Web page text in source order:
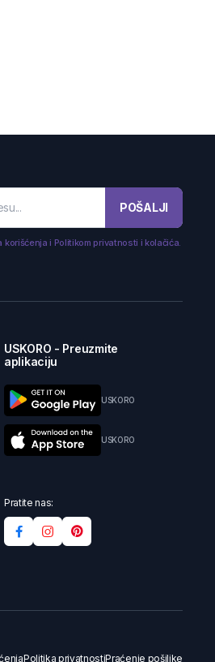
POŠALJI
korišćenja i Politikom privatnosti i kolačića.
USKORO - Preuzmite
aplikaciju
USKORO
USKORO
Pratite nas:
Politika privatnostiPraćenje pošiljke